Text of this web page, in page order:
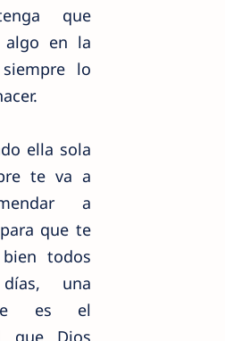
que
algo en la
lo
ella sola
te va a
a
que te
todos
una
es el
que Dios